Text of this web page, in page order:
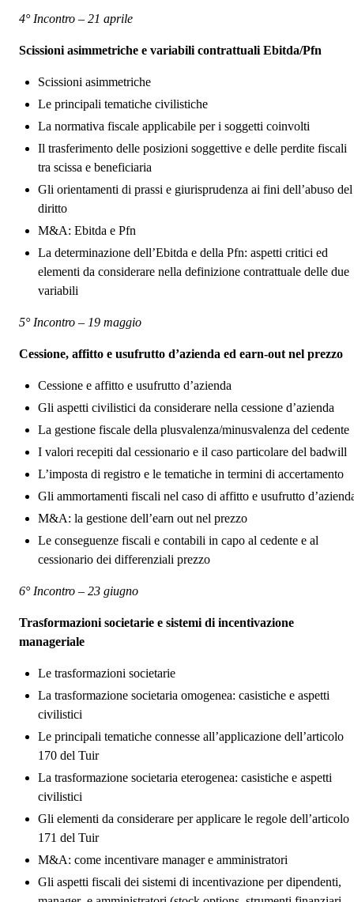
4° Incontro – 21 aprile
Scissioni asimmetriche e variabili contrattuali Ebitda/Pfn
Scissioni asimmetriche
Le principali tematiche civilistiche
La normativa fiscale applicabile per i soggetti coinvolti
Il trasferimento delle posizioni soggettive e delle perdite fiscali
tra scissa e beneficiaria
Gli orientamenti di prassi e giurisprudenza ai fini dell’abuso del
diritto
M&A: Ebitda e Pfn
La determinazione dell’Ebitda e della Pfn: aspetti critici ed
elementi da considerare nella definizione contrattuale delle due
variabili
5° Incontro – 19 maggio
Cessione, affitto e usufrutto d’azienda ed earn‑out nel prezzo
Cessione e affitto e usufrutto d’azienda
Gli aspetti civilistici da considerare nella cessione d’azienda
La gestione fiscale della plusvalenza/minusvalenza del cedente
I valori recepiti dal cessionario e il caso particolare del badwill
L’imposta di registro e le tematiche in termini di accertamento
Gli ammortamenti fiscali nel caso di affitto e usufrutto
M&A: la gestione dell’earn out nel prezzo
Le conseguenze fiscali e contabili in capo al cedente e al
cessionario dei differenziali prezzo
6° Incontro – 23 giugno
Trasformazioni societarie e sistemi di incentivazione
manageriale
Le trasformazioni societarie
La trasformazione societaria omogenea: casistiche e aspetti
civilistici
Le principali tematiche connesse all’applicazione dell’articolo
170 del Tuir
La trasformazione societaria eterogenea: casistiche e aspetti
civilistici
Gli elementi da considerare per applicare le regole dell’articolo
171 del Tuir
M&A: come incentivare manager e amministratori
Gli aspetti fiscali dei sistemi di incentivazione per dipendenti,